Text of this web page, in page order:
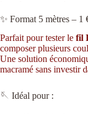
✨ Format 5 mètres – 1
Parfait pour tester le fil
composer plusieurs
Une solution
macramé sans investir
🪡 Idéal pour :